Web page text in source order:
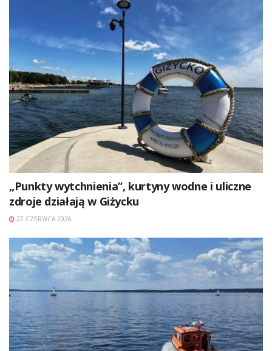
„Punkty wytchnienia”, kurtyny wodne i uliczne
zdroje działają w Giżycku
27 CZERWCA 2026